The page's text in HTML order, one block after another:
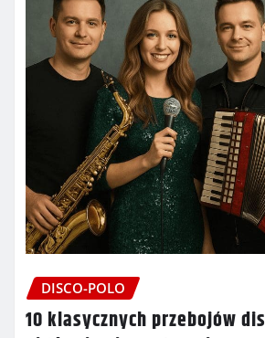
DISCO-POLO
10 klasycznych przebojów